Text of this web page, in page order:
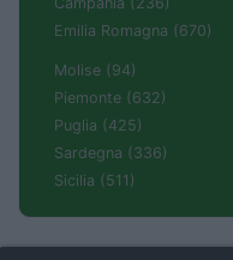
Emilia Romagna (670)
Molise (94)
Piemonte (632)
Puglia (425)
Sardegna (336)
Sicilia (511)